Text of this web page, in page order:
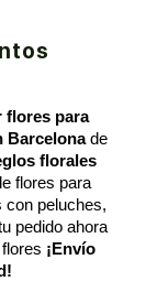
flores para
Barcelona de
florales
flores para
con peluches,
pedido ahora
¡Envío